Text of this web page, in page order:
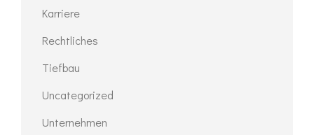
Karriere
Rechtliches
Tiefbau
Uncategorized
Unternehmen